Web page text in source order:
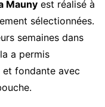
Mauny est réalisé à
sélectionnées.
semaines dans
a permis
et fondante avec